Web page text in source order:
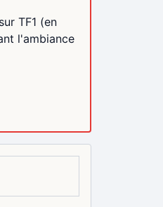
TF1 (en
l'ambiance